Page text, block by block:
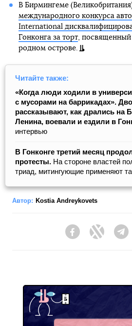
В Бирмингеме
международного конкурса
International
Гонконга за торт, посвященный
родном острове.
Читайте также:
«Когда люди ходили в
с мусорами на баррикадах».
рассказывают, как дрались на
Ленина, воевали и ездили в
интервью
В Гонконге третий месяц
протесты. На стороне властей
триад, митингующие применяют
Автор: Kostia Andreykovets
FacebookTwitter